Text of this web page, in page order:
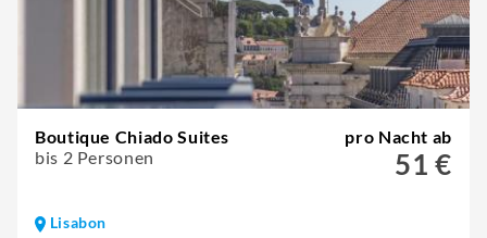
Boutique Chiado Suites
bis 2 Personen
pro Nacht ab
51 €
Lisabon